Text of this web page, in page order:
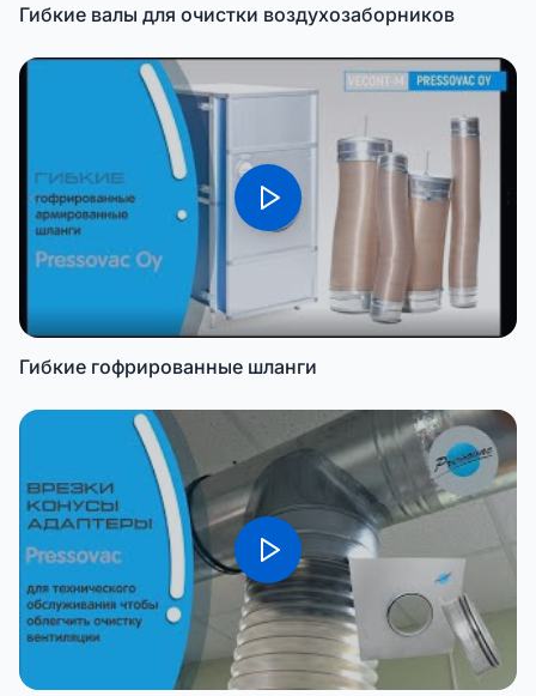
Гибкие валы для очистки воздухозаборников
Гибкие гофрированные шланги